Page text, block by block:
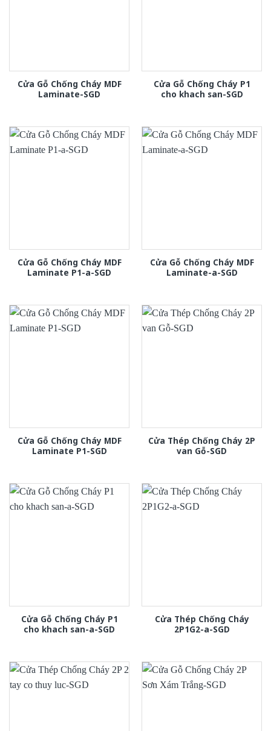
Cửa Gỗ Chống Cháy MDF
Laminate-SGD
Cửa Gỗ Chống Cháy P1
cho khach san-SGD
Cửa Gỗ Chống Cháy MDF
Laminate P1-a-SGD
Cửa Gỗ Chống Cháy MDF
Laminate-a-SGD
Cửa Gỗ Chống Cháy MDF
Laminate P1-SGD
Cửa Thép Chống Cháy 2P
van Gỗ-SGD
Cửa Gỗ Chống Cháy P1
cho khach san-a-SGD
Cửa Thép Chống Cháy
2P1G2-a-SGD